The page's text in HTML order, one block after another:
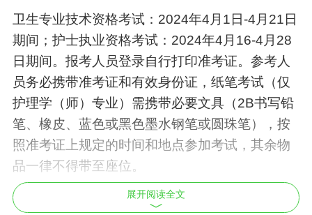
卫生专业技术资格考试：2024年4月1日-4月21日
期间；护士执业资格考试：2024年4月16-4月28
日期间。报考人员登录自行打印准考证。参考人
员务必携带准考证和有效身份证，纸笔考试（仅
护理学（师）专业）需携带必要文具（2B书写铅
笔、橡皮、蓝色或黑色墨水钢笔或圆珠笔），按
照准考证上规定的时间和地点参加考试，其余物
品一律不得带至座位。
二、考试时间 展开阅读全文